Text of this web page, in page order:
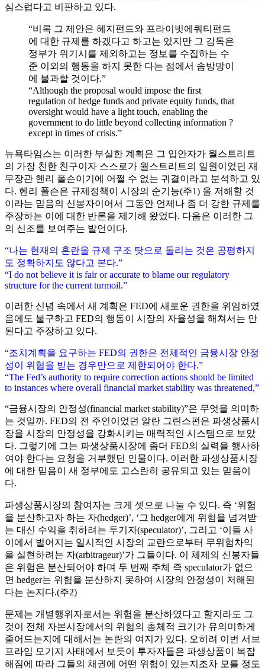
심스럽다고 비판하고 있다.
“비록 그 제안은 헤지펀드와 프라이빗에쿼티펀드
에 대한 규제를 하겠다고 하고는 있지만 그 감독은
정부가 위기시를 제외하고는 정보를 수집하는 수
준 이외의 행동을 하지 못한 다는 점에서 솜방망이
에 불과할 것이다.”
“Although the proposal would impose the first
regulation of hedge funds and private equity funds, that
oversight would have a light touch, enabling the
government to do little beyond collecting information ?
except in times of crisis.”
뉴욕타임스는 이러한 부실한 계획은 그 입안자가 월스트리트
의 가장 친한 친구이자 스스로가 월스트리트의 일원이었던 재
무장관 헨리 폴슨이기에 어쩔 수 없는 귀결이라고 분석하고 있
다. 헨리 폴슨은 규제정책이 시장의 순기능(주1) 을 저해할 것
이라는 믿음의 신봉자이어서 그동안 언제나 좀 더 강한 규제를
주장하는 이에 대한 반론을 제기해 왔었다. 다음은 이러한 그
의 신조를 보여주는 발언이다.
“나는 현재의 혼란을 규제 구조 탓으로 돌리는 것은 공평하지
도 정확하지도 않다고 본다.”
“I do not believe it is fair or accurate to blame our regulatory
structure for the current turmoil.”
이러한 신념 속에서 새 계획은 FED에 새로운 권한을 위임하였
음에도 불구하고 FED의 행동이 시장의 자율성을 해쳐서는 안
된다고 주장하고 있다.
“조치계획을 요구하는 FED의 권한은 전체적인 금융시장 안정
성이 위협을 받는 경우만으로 제한되어야 한다.”
“The Fed’s authority to require correction actions should be limited
to instances where overall financial market stability was threatened,”
“금융시장의 안정성(financial market stability)”은 무엇을 의미하
는 것일까. FED의 전 주인이었던 알란 그린스펀은 파생상품시
장을 시장의 안정성을 강화시키는 매력적인 시스템으로 보았
다. 그렇기에 그는 파생상품시장에 좀더 FED의 실력을 행사하
여야 한다는 요청을 거부했던 인물이다. 이러한 파생상품시장
에 대한 믿음이 새 정부에도 고스란히 공유되고 있는 믿음이
다.
파생상품시장의 참여자는 크게 셋으로 나눌 수 있다. 즉 ‘위험
을 분산하고자 하는 자(hedger)’, ‘그 hedger에게 위험을 넘겨받
는 대신 수익을 취하려는 투기자(speculator)’, 그리고 ‘이들 사
이에서 벌어지는 일시적인 시장의 교란으로부터 무위험차익
을 실현하려는 자(arbitrageur)’가 그들이다. 이 체제의 신봉자들
은 위험은 분산되어야 하며 두 번째 주체 즉 speculator가 없으
면 hedger는 위험을 분산하지 못하여 시장의 안정성이 저해된
다는 논지다.(주2)
문제는 개별행위자로서는 위험을 분산하였다고 할지라도 그
것이 전체 자본시장에서의 위험의 총체적 크기가 유의미하게
줄어드는지에 대해서는 논란의 여지가 있다. 오히려 이번 서브
프라임 모기지 사태에서 보듯이 투자자들은 파생상품이 복잡
해짐에 따라 그들의 채권에 어떤 위험이 있는지조차 모를 정도